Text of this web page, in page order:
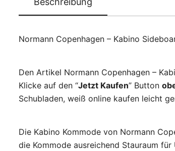
Normann Copenhagen – Kabino
Den Artikel Normann Copenhagen –
Klicke auf den “Jetzt Kaufen” Button
Schubladen, weiß online kaufen leicht
Die Kabino Kommode von Normann
die Kommode ausreichend Stauraum